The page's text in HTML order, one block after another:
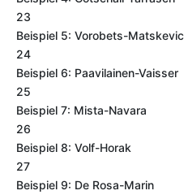
23
Beispiel 5: Vorobets-Matskevic
24
Beispiel 6: Paavilainen-Vaisser
25
Beispiel 7: Mista-Navara
26
Beispiel 8: Volf-Horak
27
Beispiel 9: De Rosa-Marin